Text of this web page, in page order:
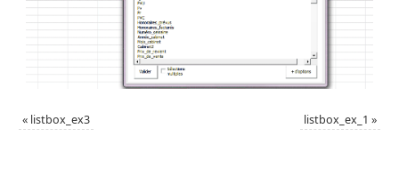
« listbox_ex3 listbox_ex_1 »